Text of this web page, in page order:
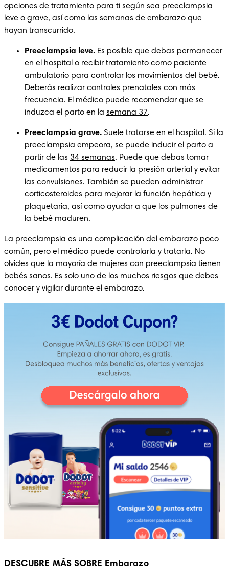
opciones de tratamiento para ti según sea preeclampsia
leve o grave, así como las semanas de embarazo que
hayan transcurrido.
Preeclampsia leve. Es posible que debas permanecer
en el hospital o recibir tratamiento como paciente
ambulatorio para controlar los movimientos del bebé.
Deberás realizar controles prenatales con más
frecuencia. El médico puede recomendar que se
induzca el parto en la semana 37.
Preeclampsia grave. Suele tratarse en el hospital. Si la
preeclampsia empeora, se puede inducir el parto a
partir de las 34 semanas. Puede que debas tomar
medicamentos para reducir la presión arterial y evitar
las convulsiones. También se pueden administrar
corticosteroides para mejorar la función hepática y
plaquetaria, así como ayudar a que los pulmones de
la bebé maduren.
La preeclampsia es una complicación del embarazo poco
común, pero el médico puede controlarla y tratarla. No
olvides que la mayoría de mujeres con preeclampsia tienen
bebés sanos. Es solo uno de los muchos riesgos que debes
conocer y vigilar durante el embarazo.
DESCUBRE MÁS SOBRE Embarazo